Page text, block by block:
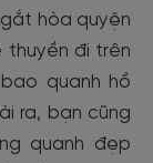
hòa quyện
thuyền đi trên
quanh hồ
ra, bạn cũng
quanh đẹp